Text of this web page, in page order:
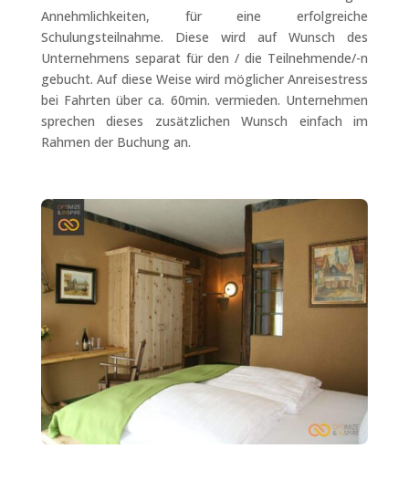
Annehmlichkeiten, für eine erfolgreiche
Schulungsteilnahme. Diese wird auf Wunsch des
Unternehmens separat für den / die Teilnehmende/-n
gebucht. Auf diese Weise wird möglicher Anreisestress
bei Fahrten über ca. 60min. vermieden. Unternehmen
sprechen dieses zusätzlichen Wunsch einfach im
Rahmen der Buchung an.